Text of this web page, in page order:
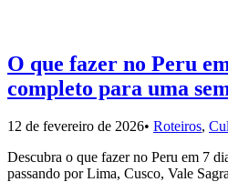
O que fazer no Peru
completo para uma
12 de fevereiro de 2026• Roteiros,
Descubra o que fazer no Peru em 7
passando por Lima, Cusco, Vale